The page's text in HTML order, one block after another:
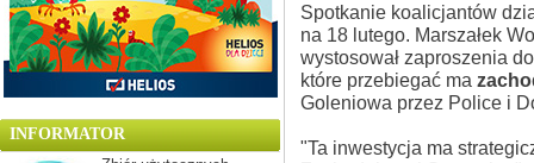
INFORMATOR
Spotkanie koalicjantów
na 18 lutego. Marszałek
wystosował zaproszenia
które przebiegać ma
Goleniowa przez Police i
"Ta inwestycja ma